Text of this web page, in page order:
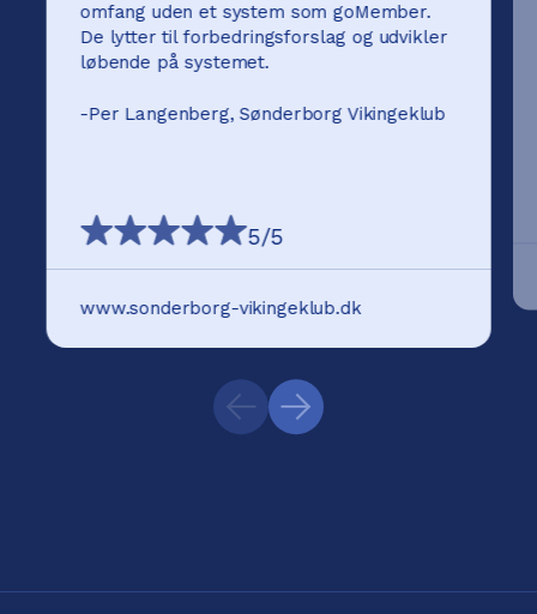
omfang uden et system som goMember.
De lytter til forbedringsforslag og udvikler
løbende på systemet.
-Per Langenberg, Sønderborg Vikingeklub
5/5
www.sonderborg-vikingeklub.dk